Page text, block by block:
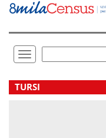
Vai
direttamente
Toggle
navigation
.
TURSI